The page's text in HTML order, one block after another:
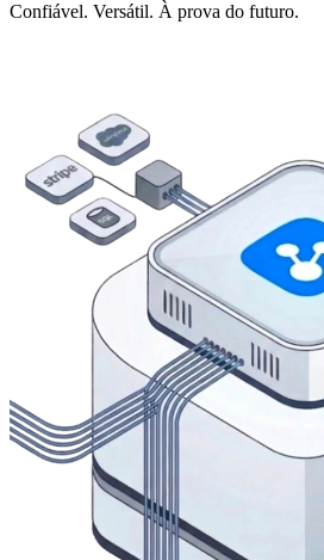
Confiável. Versátil. À prova do futuro.